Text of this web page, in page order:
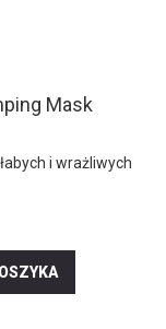
Mask
i wrażliwych